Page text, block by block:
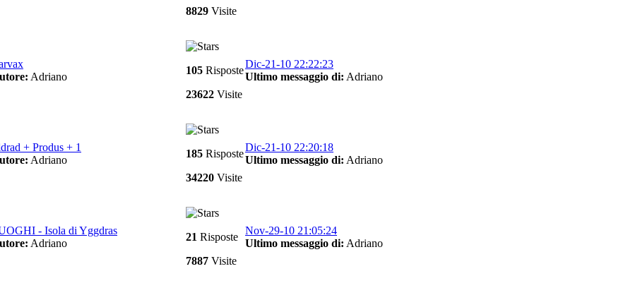
8829 Visite
Adriano
105 Risposte
23622 Visite
Dic-21-10 22:22:23
Ultimo messaggio di: Adriano
+ Produs + 1
Adriano
185 Risposte
34220 Visite
Dic-21-10 22:20:18
Ultimo messaggio di: Adriano
- Isola di Yggdras
Adriano
21 Risposte
7887 Visite
Nov-29-10 21:05:24
Ultimo messaggio di: Adriano